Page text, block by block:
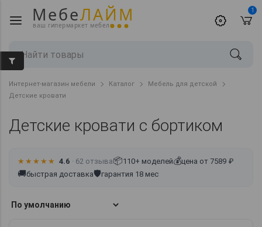
МебеЛАЙМ
ваш гипермаркет мебели
1
Интернет-магазин мебели Каталог
Мебель для детской
Детские кровати
Детские кровати с бортиком
★★★★★ 4.6 · 62 отзыва📦110+ моделей💰цена от 7589 ₽
🚚быстрая доставка🛡гарантия 18 мес